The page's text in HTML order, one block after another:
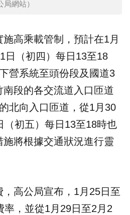
網站）
高乘載管制，預計在1月
日（初四）每日13至18
營系統至頭份段及國道3
段的各交流道入口匝道
北向入口匝道，從1月30
（初五）每日13至18時也
將根據交通狀況進行靈
，高公局宣布，1月25日至
率，並從1月29日至2月2